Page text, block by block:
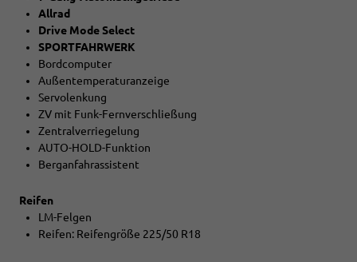
Allrad
Drive Mode Select
SPORTFAHRWERK
Bordcomputer
Außentemperaturanzeige
Servolenkung
ZV mit Funk-Fernverschließung
Zentralverriegelung
AUTO-HOLD-Funktion
Berganfahrassistent
Reifen
LM-Felgen
Reifen: Reifengröße 225/50 R18